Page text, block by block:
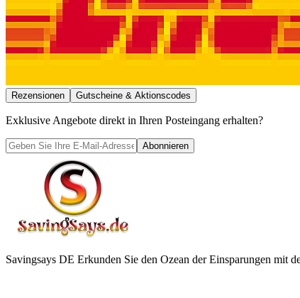
Rezensionen Gutscheine & Aktionscodes
Exklusive Angebote direkt in Ihren Posteingang erhalten?
Abonnieren
Savingsays DE Erkunden Sie den Ozean der Einsparungen mit